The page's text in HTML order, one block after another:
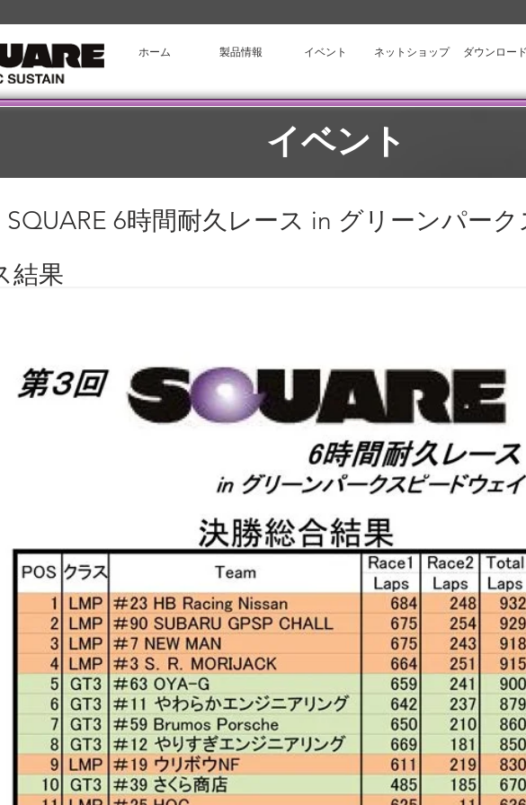
ホーム 製品情報 イベント ネットショップ ダウンロード
​イベント
SQUARE 6時間耐久レース in グリーンパー
結果